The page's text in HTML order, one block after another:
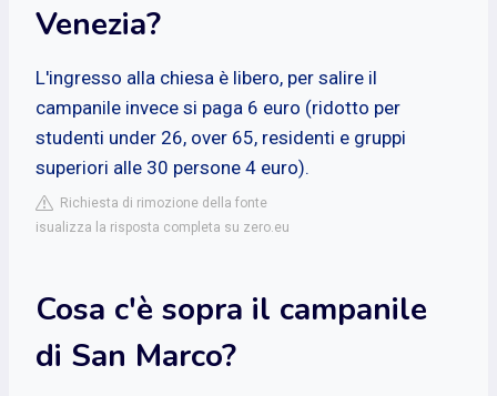
Venezia?
L'ingresso alla chiesa è libero, per salire il
campanile invece si paga 6 euro (ridotto per
studenti under 26, over 65, residenti e gruppi
superiori alle 30 persone 4 euro).
Richiesta di rimozione della fonte
isualizza la risposta completa su zero.eu
Cosa c'è sopra il campanile
di San Marco?